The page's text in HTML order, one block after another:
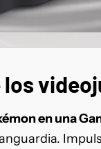
los
en una